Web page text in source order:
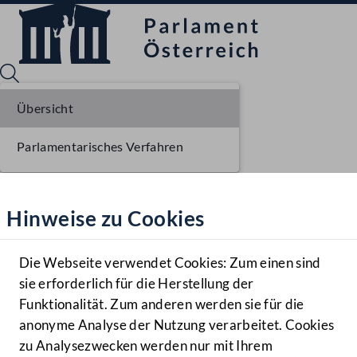
Hilfe
Benutzer
Navigationsmenü öffnen
MENÜ
Hinweise zu Cookies
Die Webseite verwendet Cookies: Zum einen sind
sie erforderlich für die Herstellung der
Funktionalität. Zum anderen werden sie für die
anonyme Analyse der Nutzung verarbeitet. Cookies
zu Analysezwecken werden nur mit Ihrem
Übersicht
Parlamentarisches Verfahren